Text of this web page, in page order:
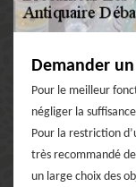
Demander
Pour le meilleur
négliger la
Pour la restriction
très recommandé
un large choix des